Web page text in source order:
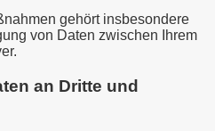
gehört insbesondere
von Daten zwischen Ihrem
an Dritte und